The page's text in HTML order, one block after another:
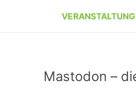
Mastodon –